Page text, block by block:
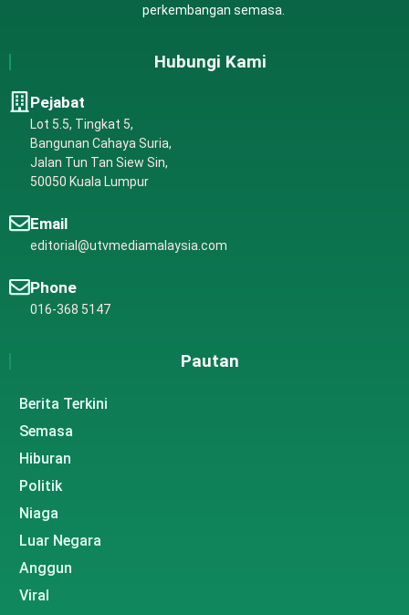
perkembangan semasa.
Hubungi Kami
Pejabat
Lot 5.5, Tingkat 5,
Bangunan Cahaya Suria,
Jalan Tun Tan Siew Sin,
50050 Kuala Lumpur
Email
editorial@utvmediamalaysia.com
Phone
016-368 5147
Pautan
Berita Terkini
Semasa
Hiburan
Politik
Niaga
Luar Negara
Anggun
Viral